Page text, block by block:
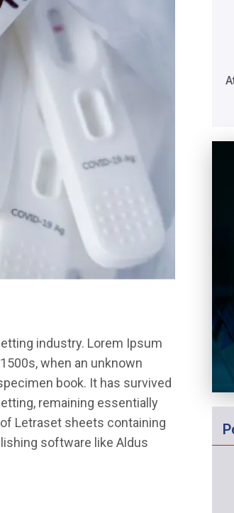
industry. Lorem Ipsum
when an unknown
book. It has survived
remaining essentially
Letraset sheets containing
software like Aldus